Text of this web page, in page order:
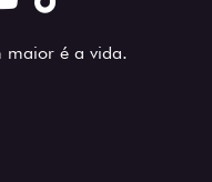
maior é a vida.